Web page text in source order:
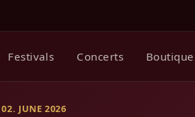
Festivals Concerts Boutique
02. JUNE 2026